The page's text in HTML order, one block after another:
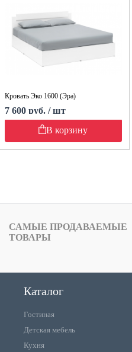
Кровать Эко 1600 (Эра)
7 600 руб. / шт
В корзину
САМЫЕ ПРОДАВАЕМЫЕ
ТОВАРЫ
Каталог
Гостиная
Детская мебель
Кухня